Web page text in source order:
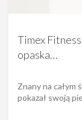
Timex
opaska…
Znany na całym
pokazał swoją